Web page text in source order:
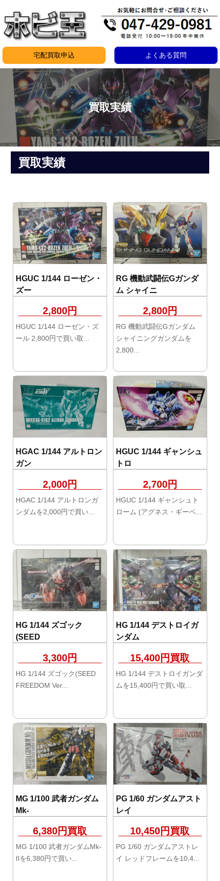
ン
テ
ン
ツ
宅配買取申込 よくある質問
買取実績
買取実績
HGUC 1/144 ローゼン・
ズー
2,800円
HGUC 1/144 ローゼン・ズ
ール 2,800円で買い取...
RG 機動武闘伝Gガンダ
ム シャイニ
2,800円
RG 機動武闘伝Gガンダム
シャイニングガンダムを
2,800...
HGAC 1/144 アルトロン
ガン
2,000円
HGAC 1/144 アルトロンガ
ンダムを2,000円で買い...
HGUC 1/144 ギャンシュ
トロ
2,700円
HGUC 1/144 ギャンシュト
ローム (アグネス・ギーベ...
HG 1/144 ズゴック
(SEED
3,300円
HG 1/144 ズゴック(SEED
FREEDOM Ver...
HG 1/144 デストロイガ
ンダム
15,400円買取
HG 1/144 デストロイガンダ
ムを15,400円で買い取...
MG 1/100 武者ガンダム
Mk-
6,380円買取
MG 1/100 武者ガンダムMk-
IIを6,380円で買い...
PG 1/60 ガンダムアスト
レイ
10,450円買取
PG 1/60 ガンダムアストレ
イ レッドフレームを10,4...